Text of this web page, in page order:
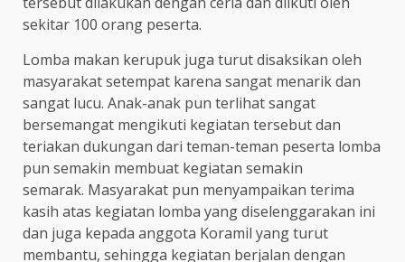
sekitar 100 orang peserta.
Lomba makan kerupuk juga turut disaksikan oleh
masyarakat setempat karena sangat menarik dan
sangat lucu. Anak-anak pun terlihat sangat
bersemangat mengikuti kegiatan tersebut dan
teriakan dukungan dari teman-teman peserta lomba
pun semakin membuat kegiatan semakin
semarak. Masyarakat pun menyampaikan terima
kasih atas kegiatan lomba yang diselenggarakan ini
dan juga kepada anggota Koramil yang turut
membantu, sehingga kegiatan berjalan dengan